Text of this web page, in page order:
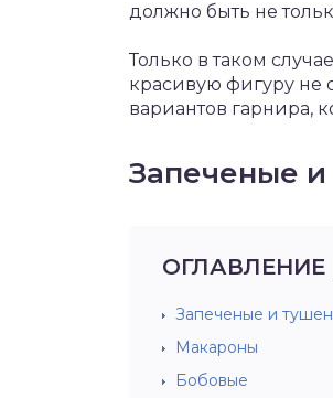
должно быть не
Только в таком
красивую фигуру не
вариантов гарнира,
Запеченые
ОГЛАВЛЕНИЕ
Запеченые и
Макароны
Бобовые